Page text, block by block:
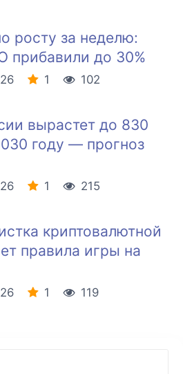
росту за неделю:
прибавили до 30%
1
102
вырастет до 830
году — прогноз
1
215
криптовалютной
правила игры на
1
119